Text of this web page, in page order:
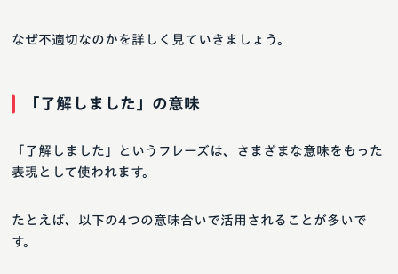
なぜ不適切なのかを詳しく見ていきましょう。
「了解しました」の意味
「了解しました」というフレーズは、さまざまな意味をもった
表現として使われます。
たとえば、以下の4つの意味合いで活用されることが多いで
す。